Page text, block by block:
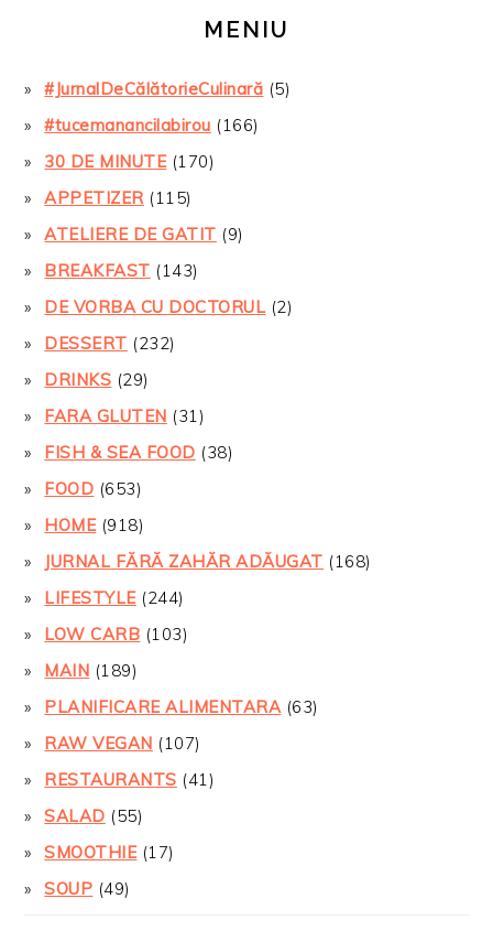
MENIU
#JurnalDeCălătorieCulinară (5)
#tucemanancilabirou (166)
30 DE MINUTE(170)
APPETIZER(115)
ATELIERE DE GATIT (9)
BREAKFAST (143)
DE VORBA CU DOCTORUL (2)
DESSERT (232)
DRINKS (29)
FARA GLUTEN (31)
FISH & SEA FOOD (38)
FOOD (653)
HOME(918)
JURNAL FĂRĂ ZAHĂR ADĂUGAT (168)
LIFESTYLE(244)
LOW CARB (103)
MAIN (189)
PLANIFICARE ALIMENTARA(63)
RAW VEGAN (107)
RESTAURANTS (41)
SALAD (55)
SMOOTHIE(17)
SOUP (49)